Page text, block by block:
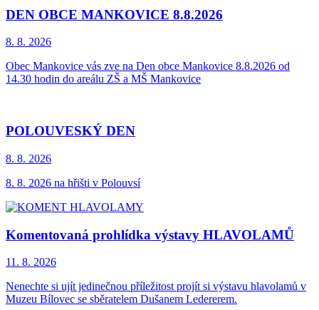
DEN OBCE MANKOVICE 8.8.2026
8. 8. 2026
Obec Mankovice vás zve na Den obce Mankovice 8.8.2026 od
14.30 hodin do areálu ZŠ a MŠ Mankovice
POLOUVESKÝ DEN
8. 8. 2026
8. 8. 2026 na hřišti v Polouvsí
Komentovaná prohlídka výstavy HLAVOLAMŮ
11. 8. 2026
Nenechte si ujít jedinečnou příležitost projít si výstavu hlavolamů v
Muzeu Bílovec se sběratelem Dušanem Ledererem.